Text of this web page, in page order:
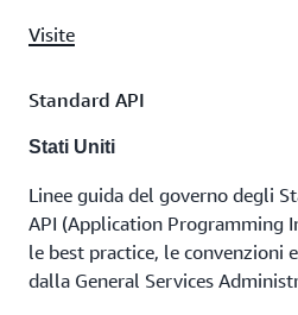
Visite
Standard API
Stati Uniti
Linee guida del governo degli
API (Application Programming
le best practice, le convenzioni
dalla General Services